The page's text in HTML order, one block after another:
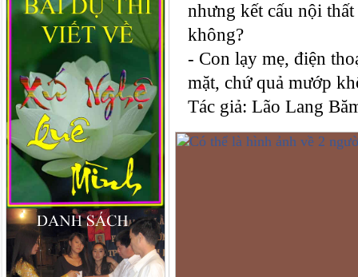
nhưng kết cấu nội
không?
- Con lạy mẹ, điện
mặt, chứ quả mướp
Tác giả: Lão Lang